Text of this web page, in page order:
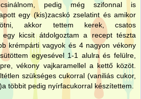
pedig még szifonnal is
egy (kis)zacskó zselatint és amikor
akkor tettem kerek, csatos
egy kicsit átdolgoztam a recept tészta
krémpárti vagyok és 4 nagyon vékony
egyesével 1-1 alulra és felülre,
vékony vajkaramellel a kettő közöt.
szükséges cukorral (vaniliás cukor,
többit pedig nyírfacukorral készítettem.